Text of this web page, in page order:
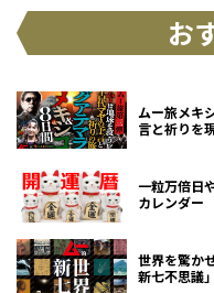
お
ムー旅メキ
言と祈りを
一粒万倍日
カレンダー
世界を驚か
新七不思議